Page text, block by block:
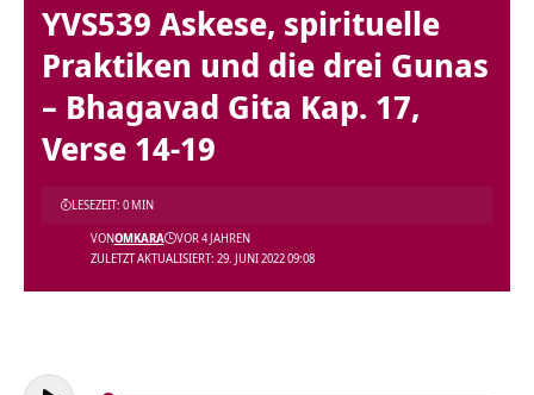
YVS539 Askese, spirituelle
Praktiken und die drei Gunas
– Bhagavad Gita Kap. 17,
Verse 14-19
ZULETZT AKTUALISIERT: 29. JUNI 2022 09:08
VONOMKARA VOR 4 JAHREN
LESEZEIT: 0 MIN
Audio-